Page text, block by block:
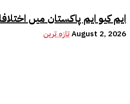
ایم کیو ایم پاکستان میں
تازہ ترینAugust 2, 2026